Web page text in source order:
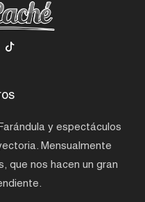
y espectáculos
Mensualmente
que nos hacen un gran